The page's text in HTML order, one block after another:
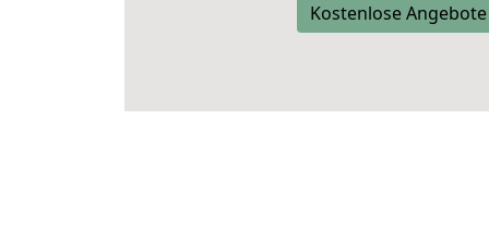
Kostenlose